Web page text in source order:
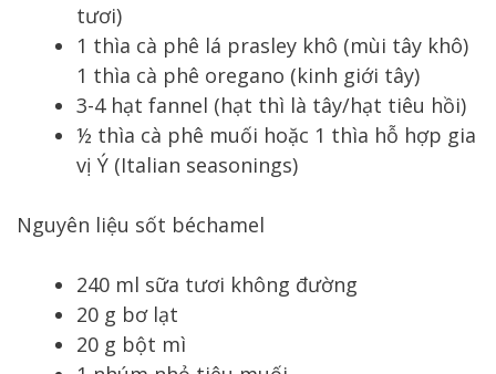
tươi)
1 thìa cà phê lá prasley khô (mùi tây khô)
1 thìa cà phê oregano (kinh giới tây)
3-4 hạt fannel (hạt thì là tây/hạt tiêu hồi)
½ thìa cà phê muối hoặc 1 thìa hỗ hợp gia
vị Ý (Italian seasonings)
Nguyên liệu sốt béchamel
240 ml sữa tươi không đường
20 g bơ lạt
20 g bột mì